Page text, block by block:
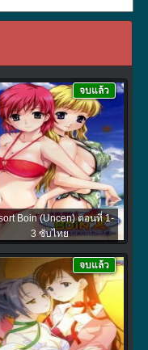
Boin (Uncen) ตอนที่ 1-
3 ซับไทย
จบแล้ว
จบแล้ว